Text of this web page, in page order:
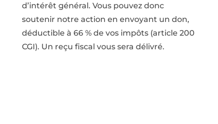
d’intérêt général. Vous pouvez donc
soutenir notre action en envoyant un don,
déductible à 66 % de vos impôts (article 200
CGI). Un reçu fiscal vous sera délivré.